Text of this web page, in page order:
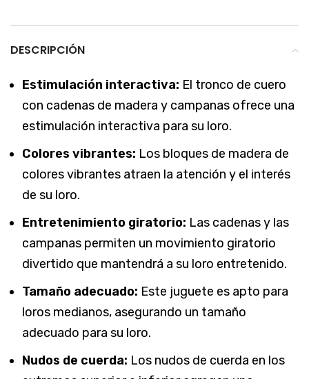
DESCRIPCIÓN
Estimulación interactiva: El tronco de cuero
con cadenas de madera y campanas ofrece una
estimulación interactiva para su loro.
Colores vibrantes: Los bloques de madera de
colores vibrantes atraen la atención y el interés
de su loro.
Entretenimiento giratorio: Las cadenas y las
campanas permiten un movimiento giratorio
divertido que mantendrá a su loro entretenido.
Tamaño adecuado: Este juguete es apto para
loros medianos, asegurando un tamaño
adecuado para su loro.
Nudos de cuerda: Los nudos de cuerda en los